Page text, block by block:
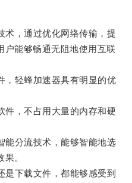
，通过优化网络传输，提
户能够畅通无阻地使用互联
轻蜂加速器具有明显的优
，不占用大量的内存和硬
分流技术，能够智能地选
。
下载文件，都能够感受到